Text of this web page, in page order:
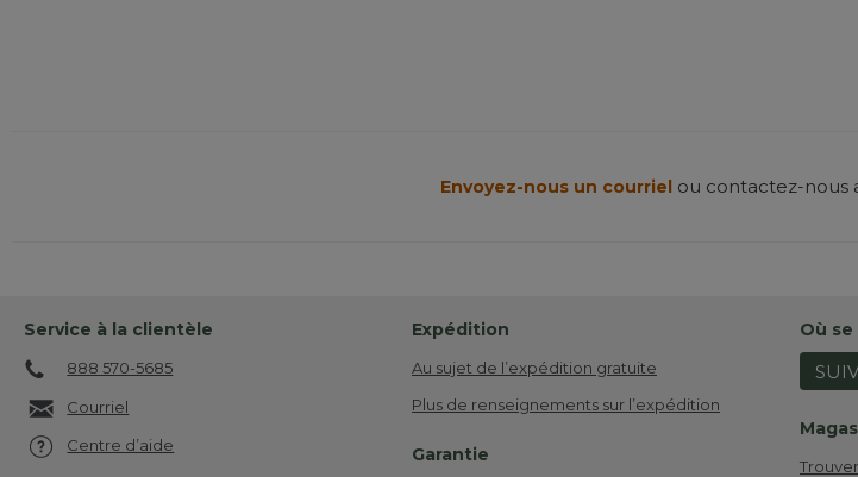
Envoyez-nous un courriel ou contactez-nous
Service à la clientèle
888 570-5685
Courriel
Centre d’aide
Expédition
Au sujet de l’expédition gratuite
Plus de renseignements sur l’expédition
Garantie
Où